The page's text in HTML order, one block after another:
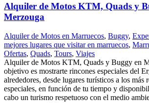
Alquiler de Motos KTM, Quads y
Merzouga
Alquiler de Motos en Marruecos, Buggy,
mejores lugares que visitar en marruecos,
Ofertas, Quads, Tours, Viajes
Alquiler de Motos KTM, Quads y Buggy en
objetivo es mostrarte rincones especiales del
alrededores, desde lugares turísticos a los más
especiales, en función de tu tiempo y
cabo un turismo respetuoso con el medio